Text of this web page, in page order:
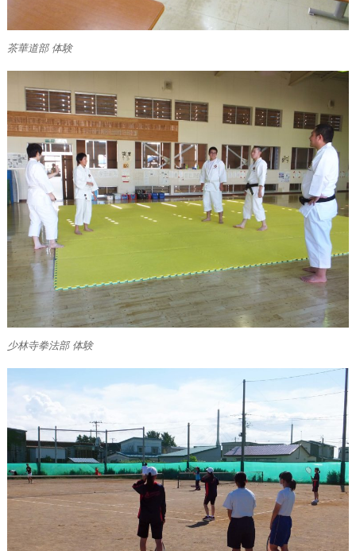
茶華道部 体験
少林寺拳法部 体験